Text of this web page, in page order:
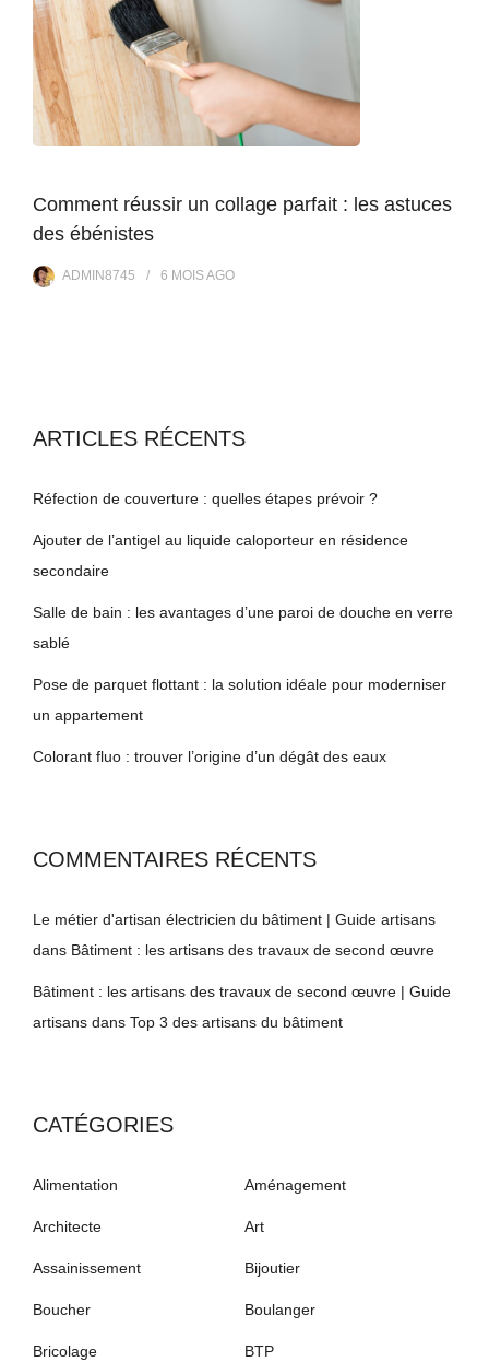
Comment réussir un collage parfait : les astuces
des ébénistes
ADMIN8745 6 MOISAGO
ARTICLES RÉCENTS
Réfection de couverture : quelles étapes prévoir ?
Ajouter de l’antigel au liquide caloporteur en résidence
secondaire
Salle de bain : les avantages d’une paroi de douche en verre
sablé
Pose de parquet flottant : la solution idéale pour moderniser
un appartement
Colorant fluo : trouver l’origine d’un dégât des eaux
COMMENTAIRES RÉCENTS
Le métier d'artisan électricien du bâtiment | Guide artisans
dans Bâtiment : les artisans des travaux de second œuvre
Bâtiment : les artisans des travaux de second œuvre | Guide
artisans dans Top 3 des artisans du bâtiment
CATÉGORIES
Alimentation Aménagement
Architecte Art
Assainissement Bijoutier
Boucher Boulanger
Bricolage BTP